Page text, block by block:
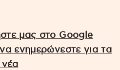
μας στο Google
ενημερώνεστε για τα
νέα